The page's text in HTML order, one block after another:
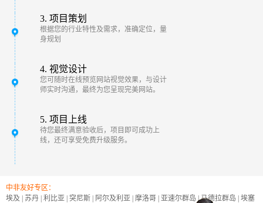
3. 项目策划
根据您的行业特性及需求，准确定位，量
身规划
4. 视觉设计
您可随时在线预览网站视觉效果，与设计
师实时沟通，最终为您呈现完美网站。
5. 项目上线
待您最终满意验收后，项目即可成功上
线，还可享受免费升级服务。
中非友好专区：
埃及 | 苏丹 | 利比亚 | 突尼斯 | 阿尔及利亚 | 摩洛哥 | 亚速尔群岛 |马德拉群岛 | 埃塞